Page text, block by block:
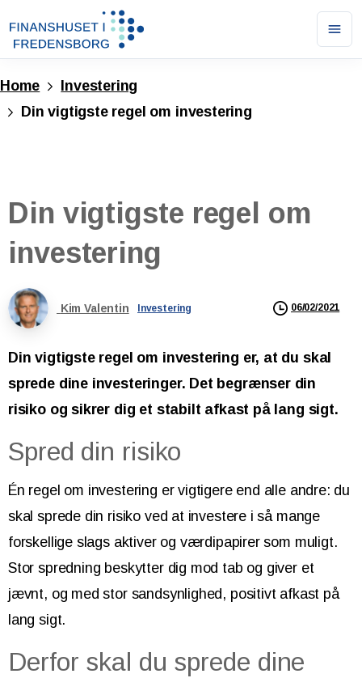
Home
Investering
Din vigtigste regel om investering
Din vigtigste regel om
investering
Kim Valentin Investering 06/02/2021
Din vigtigste regel om investering er, at du skal
sprede dine investeringer. Det begrænser din
risiko og sikrer dig et stabilt afkast på lang sigt.
Spred din risiko
Én regel om investering er vigtigere end alle andre: du
skal sprede din risiko ved at investere i så mange
forskellige slags aktiver og værdipapirer som muligt.
Stor spredning beskytter dig mod tab og giver et
jævnt, og med stor sandsynlighed, positivt afkast på
lang sigt.
Derfor skal du sprede dine